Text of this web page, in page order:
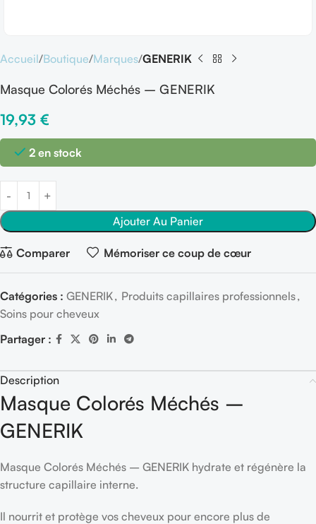
Accueil Boutique Marques GENERIK
Masque Colorés Méchés – GENERIK
19,93 €
2 en stock
Ajouter Au Panier
Comparer Mémoriser ce coup de cœur
Catégories : GENERIK, Produits capillaires professionnels,
Soins pour cheveux
Partager :
Description
Masque Colorés Méchés –
GENERIK
Masque Colorés Méchés – GENERIK hydrate et régénère la
structure capillaire interne.
Il nourrit et protège vos cheveux pour encore plus de